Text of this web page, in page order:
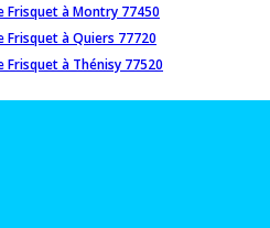
à Montry 77450
à Quiers 77720
à Thénisy 77520